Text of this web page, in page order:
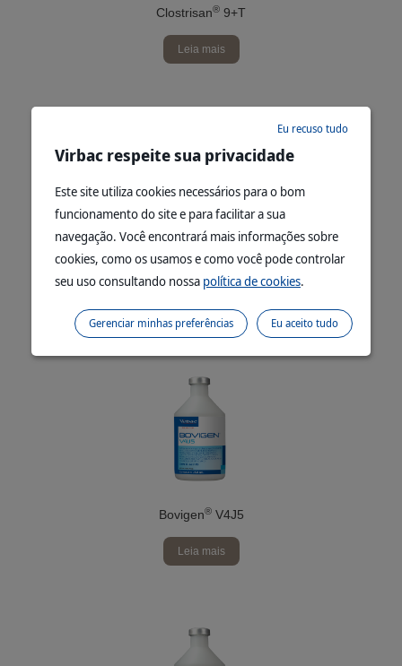
Clostrisan® 9+T
Leia mais
Bovigen®Repro Total SE
Bovigen®V4J5
Leia mais
Virbac respeite sua privacidade
Este site utiliza cookies necessários para o bom
funcionamento do site e para facilitar a sua
navegação. Você encontrará mais informações sobre
cookies, como os usamos e como você pode controlar
seu uso consultando nossa política de cookies.
Eu recuso tudo
Eu aceito tudo
Gerenciar minhas preferências